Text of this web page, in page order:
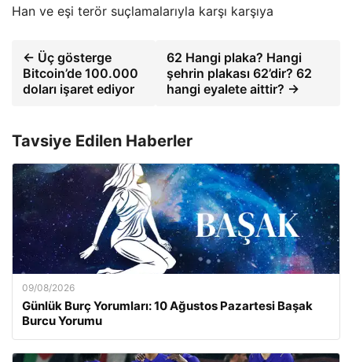
Han ve eşi terör suçlamalarıyla karşı karşıya
← Üç gösterge
Bitcoin’de 100.000
doları işaret ediyor
62 Hangi plaka? Hangi
şehrin plakası 62’dir? 62
hangi eyalete aittir? →
Tavsiye Edilen Haberler
09/08/2026
Günlük Burç Yorumları: 10 Ağustos Pazartesi Başak
Burcu Yorumu